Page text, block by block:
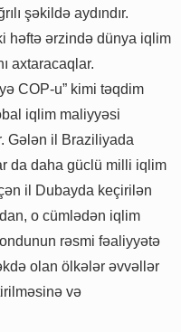
şəkildə aydındır.
həftə ərzində dünya iqlim
axtaracaqlar.
COP-u” kimi təqdim
iqlim maliyyəsi
Gələn il Braziliyada
da daha güclü milli iqlim
il Dubayda keçirilən
o cümlədən iqlim
rəsmi fəaliyyətə
olan ölkələr əvvəllər
və